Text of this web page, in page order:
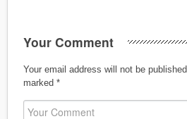
Your Comment
Your email address will not be published.
marked *